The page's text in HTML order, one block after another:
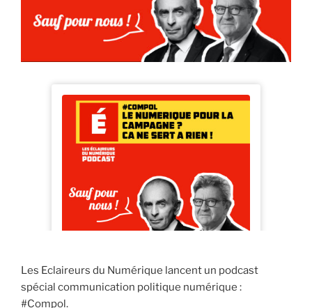
Les Eclaireurs du Numérique lancent un podcast
spécial communication politique numérique :
#Compol.